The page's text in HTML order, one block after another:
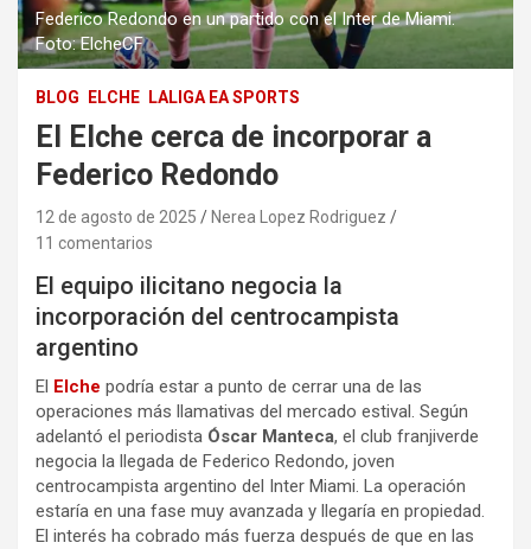
Federico Redondo en un partido con el Inter de Miami.
Foto: ElcheCF
BLOG ELCHE LALIGA EA SPORTS
El Elche cerca de incorporar a
Federico Redondo
12 de agosto de 2025
Nerea Lopez Rodriguez
11 comentarios
El equipo ilicitano negocia la
incorporación del centrocampista
argentino
El Elche podría estar a punto de cerrar una de las
operaciones más llamativas del mercado estival. Según
adelantó el periodista Óscar Manteca, el club franjiverde
negocia la llegada de Federico Redondo, joven
centrocampista argentino del Inter Miami. La operación
estaría en una fase muy avanzada y llegaría en propiedad.
El interés ha cobrado más fuerza después de que en las